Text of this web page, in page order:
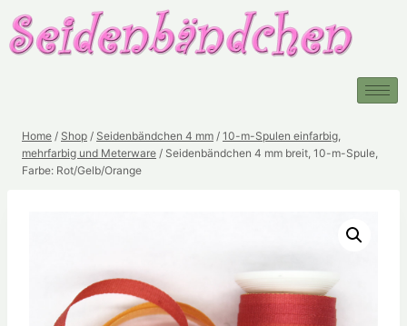
Home / Shop / Seidenbändchen 4 mm / 10-m-Spulen einfarbig,
mehrfarbig und Meterware / Seidenbändchen 4 mm breit, 10-m-Spule,
Farbe: Rot/Gelb/Orange